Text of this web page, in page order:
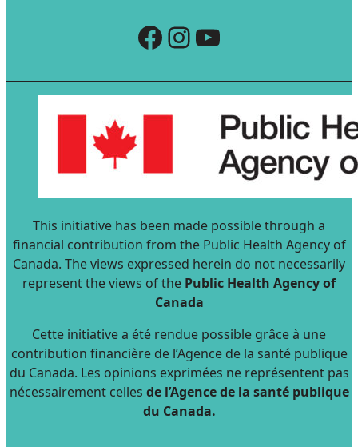
Facebook
Instagram
YouTube
This initiative has been made possible through a
financial contribution from the Public Health Agency of
Canada. The views expressed herein do not necessarily
represent the views of the Public Health Agency of
Canada
Cette initiative a été rendue possible grâce à une
contribution financière de l’Agence de la santé publique
du Canada. Les opinions exprimées ne représentent pas
nécessairement celles de l’Agence de la santé publique
du Canada.